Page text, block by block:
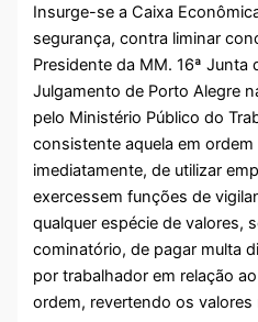
Insurge-se a Caixa
segurança, contra liminar
Presidente da MM. 16ª Junta
Julgamento de Porto Alegre
pelo Ministério Público do
consistente aquela em
imediatamente, de utilizar
exercessem funções de
qualquer espécie de valores,
cominatório, de pagar multa
por trabalhador em relação
ordem, revertendo os